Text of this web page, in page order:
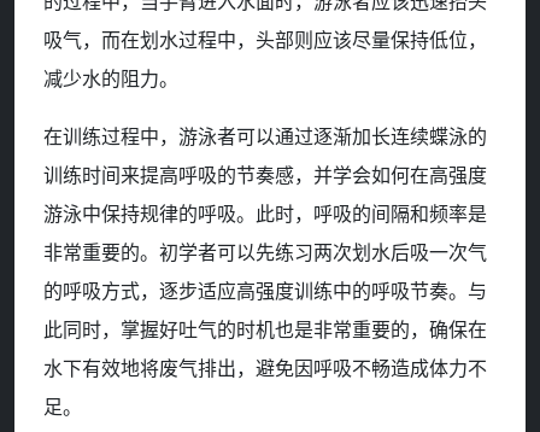
吸气，而在划水过程中，头部则应该尽量保持低位，
减少水的阻力。
在训练过程中，游泳者可以通过逐渐加长连续蝶泳的
训练时间来提高呼吸的节奏感，并学会如何在高强度
游泳中保持规律的呼吸。此时，呼吸的间隔和频率是
非常重要的。初学者可以先练习两次划水后吸一次气
的呼吸方式，逐步适应高强度训练中的呼吸节奏。与
此同时，掌握好吐气的时机也是非常重要的，确保在
水下有效地将废气排出，避免因呼吸不畅造成体力不
足。